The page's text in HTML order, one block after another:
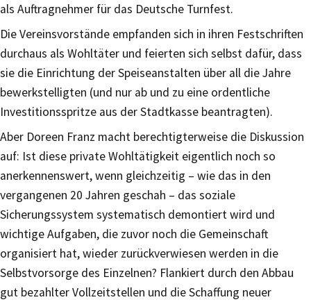
als Auftragnehmer für das Deutsche Turnfest.
Die Vereinsvorstände empfanden sich in ihren Festschriften
durchaus als Wohltäter und feierten sich selbst dafür, dass
sie die Einrichtung der Speiseanstalten über all die Jahre
bewerkstelligten (und nur ab und zu eine ordentliche
Investitionsspritze aus der Stadtkasse beantragten).
Aber Doreen Franz macht berechtigterweise die Diskussion
auf: Ist diese private Wohltätigkeit eigentlich noch so
anerkennenswert, wenn gleichzeitig – wie das in den
vergangenen 20 Jahren geschah – das soziale
Sicherungssystem systematisch demontiert wird und
wichtige Aufgaben, die zuvor noch die Gemeinschaft
organisiert hat, wieder zurückverwiesen werden in die
Selbstvorsorge des Einzelnen? Flankiert durch den Abbau
gut bezahlter Vollzeitstellen und die Schaffung neuer